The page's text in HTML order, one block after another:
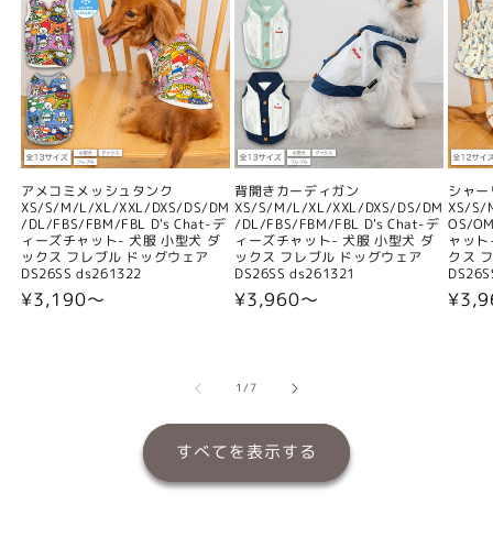
アメコミメッシュタンク
XS/S/M/L/XL/XXL/DXS/DS/DM
/DL/FBS/FBM/FBL D's Chat-デ
ィーズチャット- 犬服 小型犬 ダ
ックス フレブル ドッグウェア
DS26SS ds261322
通
¥3,190〜
背開きカーディガン
XS/S/M/L/XL/XXL/DXS/DS/DM
/DL/FBS/FBM/FBL D's Chat-デ
ィーズチャット- 犬服 小型犬 ダ
ックス フレブル ドッグウェア
DS26SS ds261321
通
¥3,960〜
シャ
XS/
OS/
ャッ
クス
通
1/の
7
すべてを表示する